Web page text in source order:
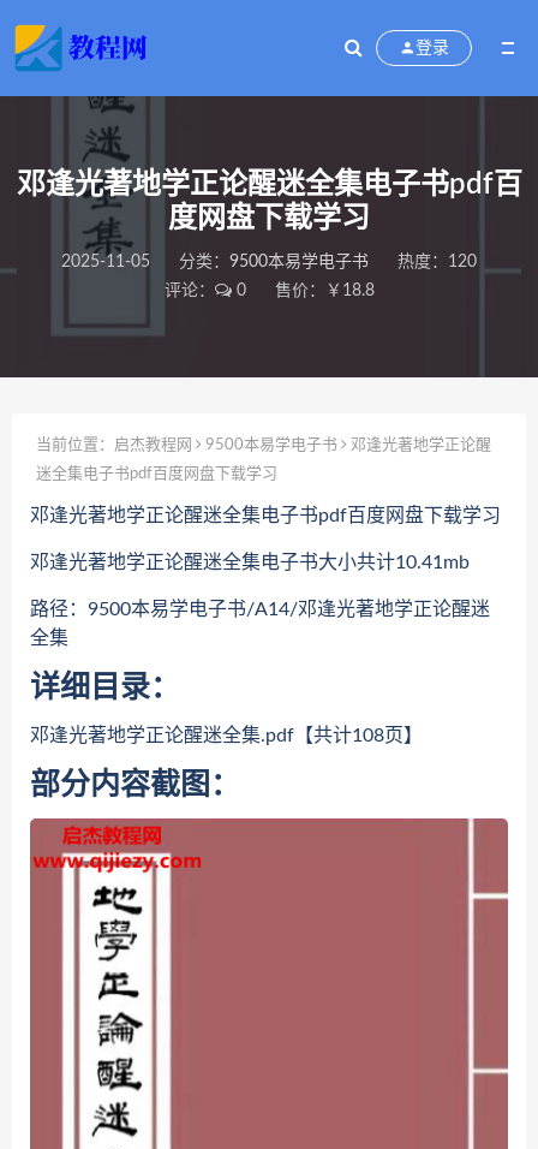
登录
邓逢光著地学正论醒迷全集电子书pdf百
度网盘下载学习
2025-11-05 分类： 9500本易学电子书
热度：120
评论：
0 售价：￥18.8
当前位置： 启杰教程网 9500本易学电子书
邓逢光著地学正论醒
迷全集电子书pdf百度网盘下载学习
邓逢光著地学正论醒迷全集电子书pdf百度网盘下载学习
邓逢光著地学正论醒迷全集电子书大小共计10.41mb
路径：9500本易学电子书/A14/邓逢光著地学正论醒迷
全集
详细目录：
邓逢光著地学正论醒迷全集.pdf【共计108页】
部分内容截图：